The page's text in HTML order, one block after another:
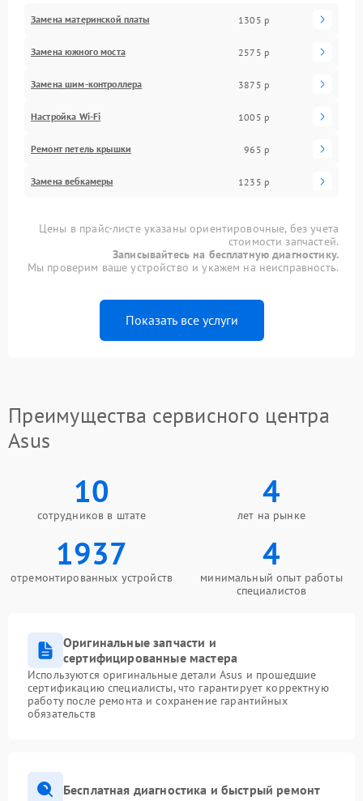
Замена материнской платы 1305 р
Замена южного моста 2575 р
Замена шим-контроллера 3875 р
Настройка Wi-Fi 1005 р
Ремонт петель крышки 965 р
Замена вебкамеры 1235 р
Цены в прайс-листе указаны ориентировочные, без учета
стоимости запчастей.
Записывайтесь на бесплатную диагностику.
Мы проверим ваше устройство и укажем на неисправность.
Показать все услуги
Преимущества сервисного центра
Asus
10
сотрудников в штате
4
лет на рынке
1937
отремонтированных устройств
4
минимальный опыт работы
специалистов
Оригинальные запчасти и
сертифицированные мастера
Используются оригинальные детали Asus и прошедшие
сертификацию специалисты, что гарантирует корректную
работу после ремонта и сохранение гарантийных
обязательств
Бесплатная диагностика и быстрый ремонт